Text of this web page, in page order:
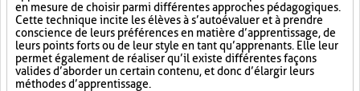
en mesure de choisir parmi différentes approches pédagogiques.
Cette technique incite les élèves à s’autoévaluer et à prendre
conscience de leurs préférences en matière d’apprentissage, de
leurs points forts ou de leur style en tant qu’apprenants. Elle leur
permet également de réaliser qu’il existe différentes façons
valides d’aborder un certain contenu, et donc d’élargir leurs
méthodes d’apprentissage.